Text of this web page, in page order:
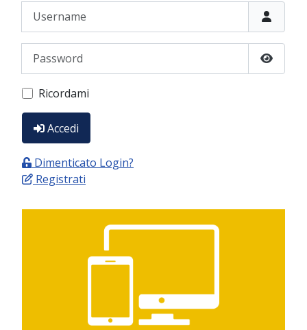
Username
Password
Show
Ricordami
Accedi
Dimenticato Login?
Registrati